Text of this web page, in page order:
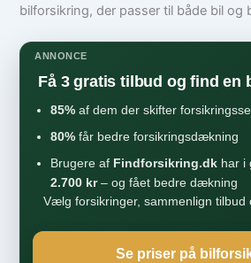
bilforsikring, der passer til både bil og
ANNONCE
Få 3 gratis tilbud og find en
85% af dem der skifter
80% får bedre forsikringsdækning
Brugere af Findforsikring.dk har i
2.700 kr– og fået bedre dækning
Vælg forsikringer, sammenlign tilbud
Se priser på